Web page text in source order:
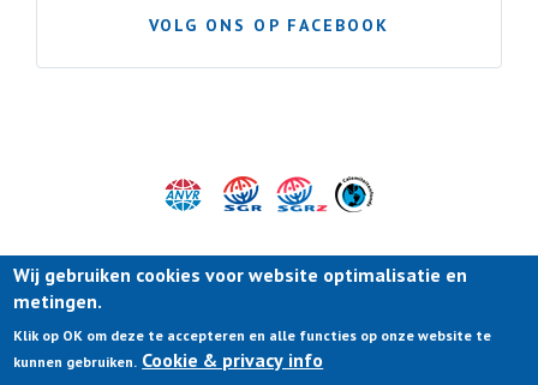
VOLG ONS OP FACEBOOK
Wij gebruiken cookies voor website optimalisatie en
metingen.
Klik op OK om deze te accepteren en alle functies op onze website te
kunnen gebruiken. Cookie & privacy info